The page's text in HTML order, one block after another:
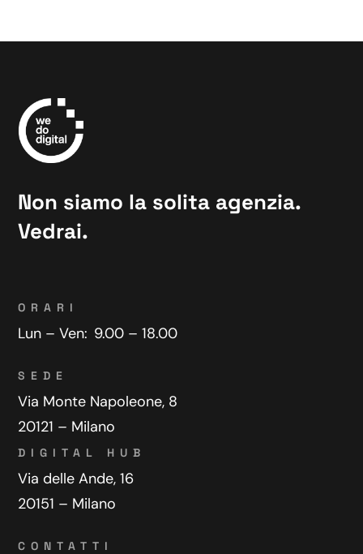
Non siamo la solita agenzia.
Vedrai.
ORARI
Lun – Ven: 9.00 – 18.00
SEDE
Via Monte Napoleone, 8
20121 – Milano
DIGITAL HUB
Via delle Ande, 16
20151 – Milano
CONTATTI